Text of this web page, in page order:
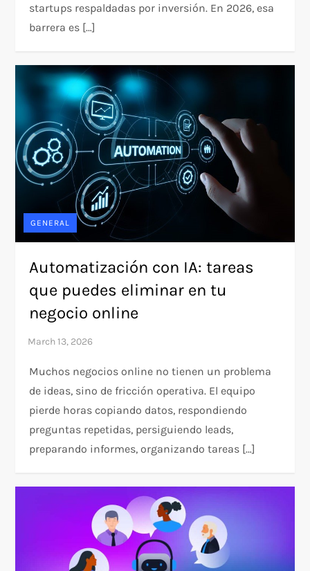
startups respaldadas por inversión. En 2026, esa
barrera es […]
GENERAL
Automatización con IA: tareas
que puedes eliminar en tu
negocio online
Muchos negocios online no tienen un problema
de ideas, sino de fricción operativa. El equipo
pierde horas copiando datos, respondiendo
preguntas repetidas, persiguiendo leads,
preparando informes, organizando tareas […]